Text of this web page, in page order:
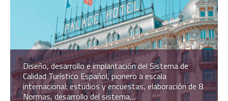
Diseño, desarrollo e implantación del Sistema de
Calidad Turístico Español, pionero a escala
internacional: estudios y encuestas, elaboración de 8
Normas, desarrollo del sistema,...